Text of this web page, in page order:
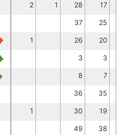
2 1 28 17
37 25
1 26 20
3 3
8 7
36 35
1 30 19
49 38